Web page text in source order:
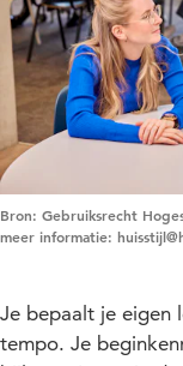
Bron: Gebruiksrecht
meer informatie:
Je bepaalt je eigen
tempo. Je